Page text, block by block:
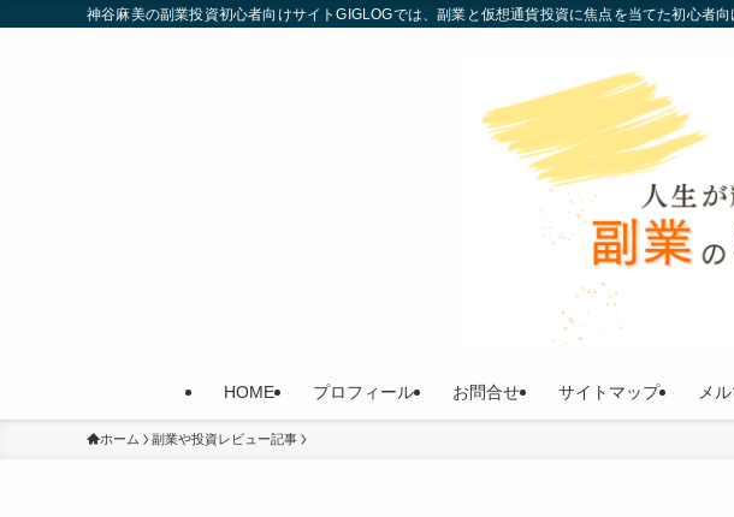
神谷麻美の副業投資初心者向けサイトGIGLOGでは、副業と仮想通貨投資に焦点を当てた初心
HOME プロフィール お問合せ サイトマップ メ
ホーム 副業や投資レビュー記事